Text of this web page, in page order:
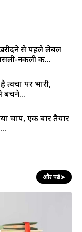
से पहले लेबल
नकली की...
त्वचा पर भारी,
बचने...
चाप, एक बार तैयार
और पढ़ें➤